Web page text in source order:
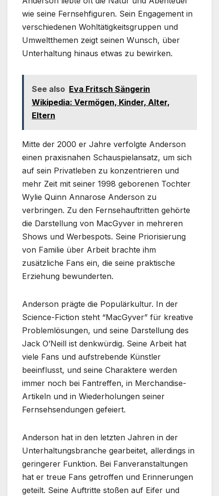
wie seine Fernsehfiguren. Sein Engagement in
verschiedenen Wohltätigkeitsgruppen und
Umweltthemen zeigt seinen Wunsch, über
Unterhaltung hinaus etwas zu bewirken.
See also Eva Fritsch Sängerin
Wikipedia: Vermögen, Kinder, Alter,
Eltern
Mitte der 2000 er Jahre verfolgte Anderson
einen praxisnahen Schauspielansatz, um sich
auf sein Privatleben zu konzentrieren und
mehr Zeit mit seiner 1998 geborenen Tochter
Wylie Quinn Annarose Anderson zu
verbringen. Zu den Fernsehauftritten gehörte
die Darstellung von MacGyver in mehreren
Shows und Werbespots. Seine Priorisierung
von Familie über Arbeit brachte ihm
zusätzliche Fans ein, die seine praktische
Erziehung bewunderten.
Anderson prägte die Populärkultur. In der
Science-Fiction steht “MacGyver” für kreative
Problemlösungen, und seine Darstellung des
Jack O’Neill ist denkwürdig. Seine Arbeit hat
viele Fans und aufstrebende Künstler
beeinflusst, und seine Charaktere werden
immer noch bei Fantreffen, in Merchandise-
Artikeln und in Wiederholungen seiner
Fernsehsendungen gefeiert.
Anderson hat in den letzten Jahren in der
Unterhaltungsbranche gearbeitet, allerdings in
geringerer Funktion. Bei Fanveranstaltungen
hat er treue Fans getroffen und Erinnerungen
geteilt. Seine Auftritte stoßen auf Eifer und